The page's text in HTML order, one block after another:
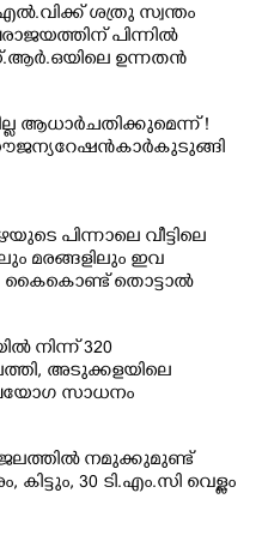
ശത്രു സ്വന്തം
പിന്നിൽ
ഉന്നതൻ
ആധാർ ചതിക്കുമെന്ന് !
റേഷൻകാർ കുടുങ്ങി
പിന്നാലെ വീട്ടിലെ
മരങ്ങളിലും ഇവ
കൈകൊണ്ട് തൊട്ടാൽ
നിന്ന് 320
അടുക്കളയിലെ
സാധനം
ജലത്തിൽ നമുക്കുമുണ്ട്
30 ടി.എം.സി വെള്ളം